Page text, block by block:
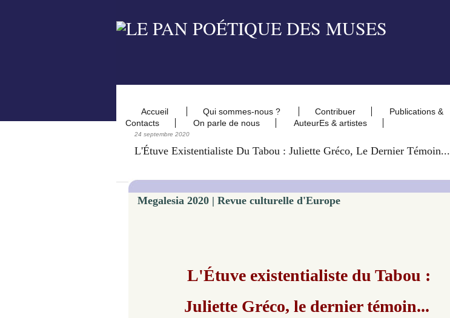
Accueil Qui sommes-nous ? Contribuer
Publications &
Contacts
On parle de nous AuteurEs & artistes
24 septembre 2020
L'Étuve Existentialiste Du Tabou : Juliette Gréco, Le Dernier Témoin...
Megalesia 2020 | Revue culturelle d'Europe
L'Étuve existentialiste du Tabou :
Juliette Gréco, le dernier témoin...